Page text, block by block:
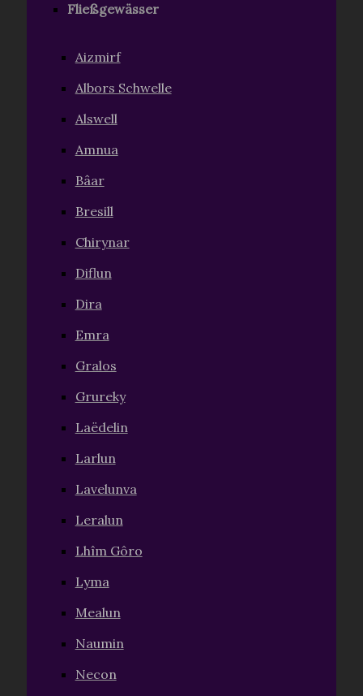
Fließgewässer
Aizmirf
Albors Schwelle
Alswell
Amnua
Bâar
Bresill
Chirynar
Diflun
Dira
Emra
Gralos
Grureky
Laëdelin
Larlun
Lavelunva
Leralun
Lhîm Gôro
Lyma
Mealun
Naumin
Necon